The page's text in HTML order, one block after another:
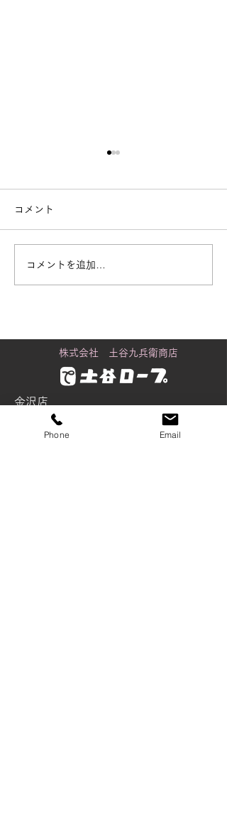
街で見かける「白いも
コメント
コメントを追加…
株式会社 土谷九兵衛商店
金沢店
〒920-0061
Phone Email